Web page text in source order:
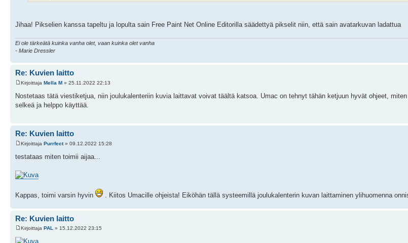
Jihaa! Pikselien kanssa tapeltu ja lopulta sain Free Paint Net Online Editorilla säädettyä pikselit niin, että sain avatarkuvan ladattua
Ei ole tärkeätä kuinka vanha olet, vaan kuinka olet vanha
- Marie Dressler
Re: Kuvien laitto
Kirjoittaja Mella M » 25.11.2022 22:13
Nostetaas tätä viestiketjua, niin joulukalenteriin kuvia laittavat voivat täältä katsoa. Umac on tehnyt tähän ketjuun hyvät ohjeet,
selkeä ja helppo käyttää.
Re: Kuvien laitto
Kirjoittaja Purrfect» 09.12.2022 15:28
testataas miten toimii aijaa...
Kappas, toimi varsin hyvin . Kiitos Umacille ohjeista! Eiköhän tällä systeemillä joulukalenterin kuvan laittaminen ylihuomenna
Re: Kuvien laitto
Kirjoittaja PAL » 15.12.2022 23:15